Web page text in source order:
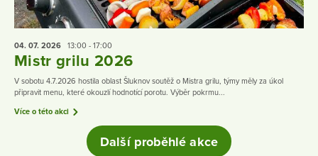
04. 07. 2026 13:00 - 17:00
Mistr grilu 2026
V sobotu 4.7.2026 hostila oblast Šluknov soutěž o Mistra grilu, týmy měly za úkol
připravit menu, které okouzlí hodnotící porotu. Výběr pokrmu...
Více o této akci
Další proběhlé akce